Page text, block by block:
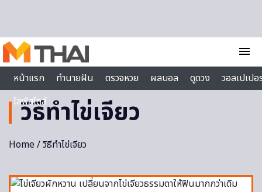
menu
หน้าแรก
ทำนายฝัน ตรวจหวย ผลบอล ดูดวง
วอลเปเป
ไลฟ์สไตล์
วิธีทำไข่เจียว
Home/ วิธีทำไข่เจียว